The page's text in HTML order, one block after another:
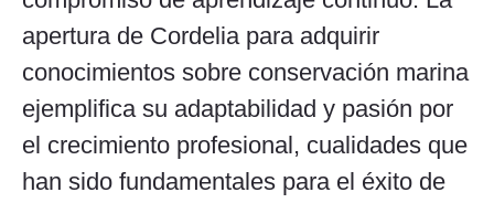
apertura de Cordelia para adquirir
conocimientos sobre conservación marina
ejemplifica su adaptabilidad y pasión por
el crecimiento profesional, cualidades que
han sido fundamentales para el éxito de